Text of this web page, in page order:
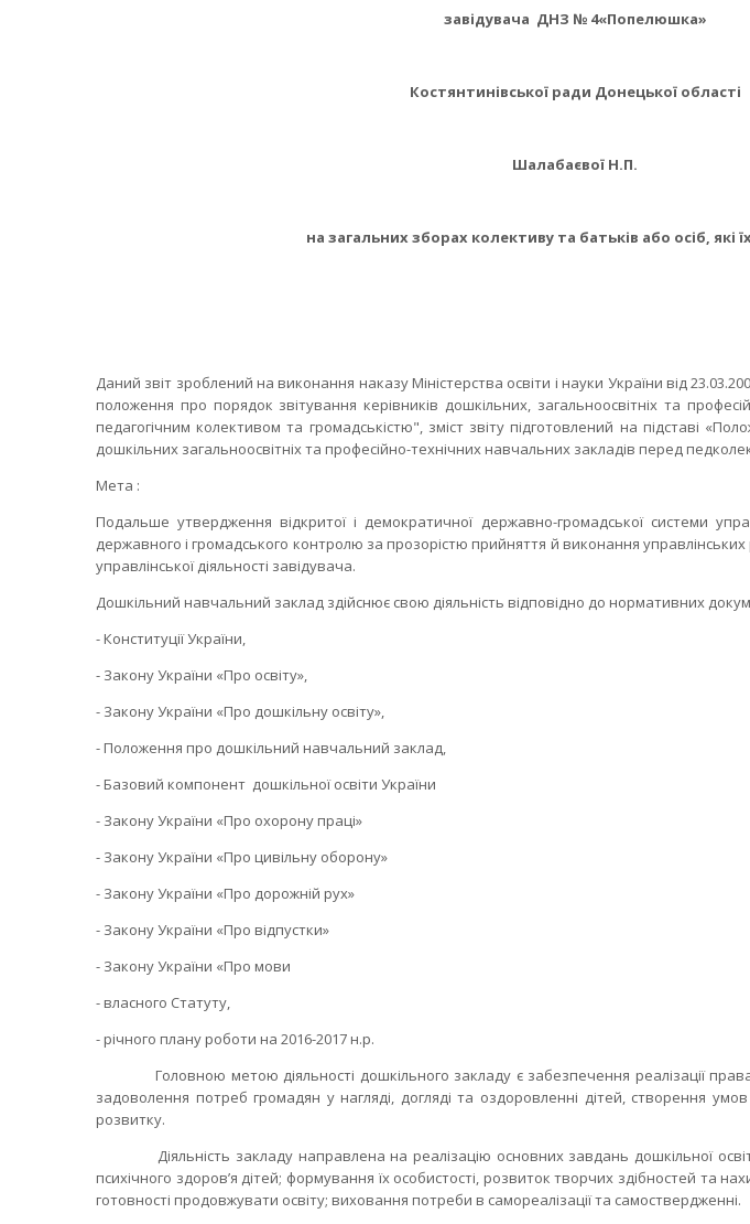
завідувача ДНЗ № 4«Попелюшка»
Костянтинівської ради Донецької області
Шалабаєвої Н.П.
на загальних зборах колективу та батьків або осіб, які
Даний звіт зроблений на виконання наказу Міністерства освіти і науки України від
положення про порядок звітування керівників дошкільних, загальноосвітніх та
педагогічним колективом та громадськістю", зміст звіту підготовлений на підставі
дошкільних загальноосвітніх та професійно-технічних навчальних закладів перед
Мета :
Подальше утвердження відкритої і демократичної державно-громадської системи
державного і громадського контролю за прозорістю прийняття й виконання
управлінської діяльності завідувача.
Дошкільний навчальний заклад здійснює свою діяльність відповідно до нормативних
- Конституції України,
- Закону України «Про освіту»,
- Закону України «Про дошкільну освіту»,
- Положення про дошкільний навчальний заклад,
- Базовий компонент дошкільної освіти України
- Закону України «Про охорону праці»
- Закону України «Про цивільну оборону»
- Закону України «Про дорожній рух»
- Закону України «Про відпустки»
- Закону України «Про мови
- власного Статуту,
- річного плану роботи на 2016-2017 н.р.
Головною метою діяльності дошкільного закладу є забезпечення реалізації права
задоволення потреб громадян у нагляді, догляді та оздоровленні дітей, створення
розвитку.
Діяльність закладу направлена на реалізацію основних завдань дошкільної
психічного здоров’я дітей; формування їх особистості, розвиток творчих здібностей та
готовності продовжувати освіту; виховання потреби в самореалізації та самоствердженні.